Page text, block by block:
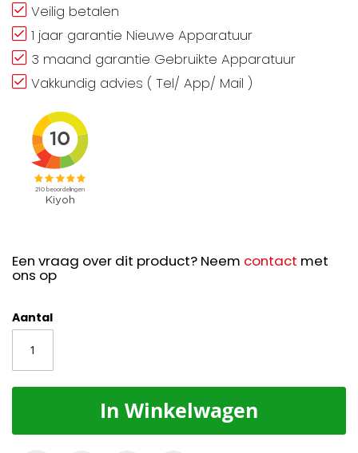
Veilig betalen
1 jaar garantie Nieuwe Apparatuur
3 maand garantie Gebruikte Apparatuur
Vakkundig advies ( Tel/ App/ Mail )
Een vraag over dit product? Neem contact met
ons op
Aantal
In Winkelwagen